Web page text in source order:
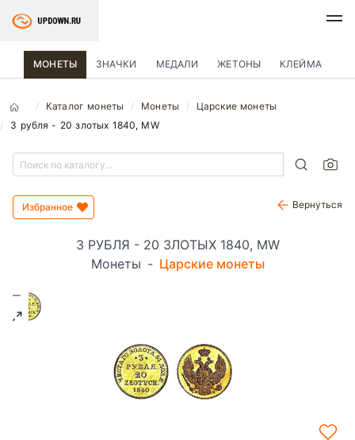
МОНЕТЫ ЗНАЧКИ МЕДАЛИ ЖЕТОНЫ КЛЕЙМА
Каталог монеты Монеты
Царские монеты
3 рубля - 20 злотых 1840, MW
Избранное Вернуться
3 РУБЛЯ - 20 ЗЛОТЫХ 1840, MW
Монеты - Царские монеты